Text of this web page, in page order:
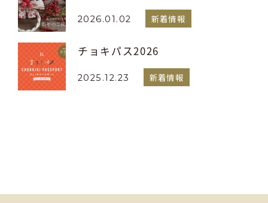
2026.01.02 新着情報
チョキパス2026
2025.12.23 新着情報